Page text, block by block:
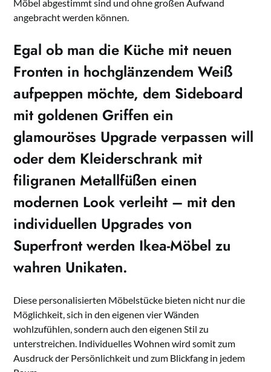
Möbel abgestimmt sind und ohne großen Aufwand
angebracht werden können.
Egal ob man die Küche mit neuen
Fronten in hochglänzendem Weiß
aufpeppen möchte, dem Sideboard
mit goldenen Griffen ein
glamouröses Upgrade verpassen will
oder dem Kleiderschrank mit
filigranen Metallfüßen einen
modernen Look verleiht – mit den
individuellen Upgrades von
Superfront werden Ikea-Möbel zu
wahren Unikaten.
Diese personalisierten Möbelstücke bieten nicht nur die
Möglichkeit, sich in den eigenen vier Wänden
wohlzufühlen, sondern auch den eigenen Stil zu
unterstreichen. Individuelles Wohnen wird somit zum
Ausdruck der Persönlichkeit und zum Blickfang in jedem